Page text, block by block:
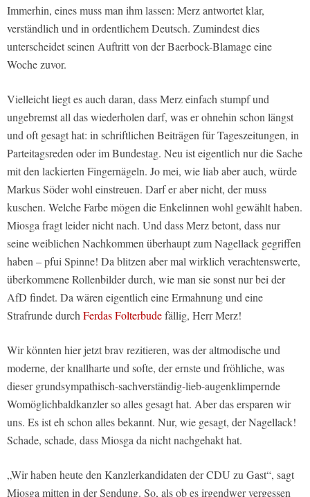
Immerhin, eines muss man ihm lassen: Merz antwortet klar,
verständlich und in ordentlichem Deutsch. Zumindest dies
unterscheidet seinen Auftritt von der Baerbock-Blamage eine
Woche zuvor.
Vielleicht liegt es auch daran, dass Merz einfach stumpf und
ungebremst all das wiederholen darf, was er ohnehin schon längst
und oft gesagt hat: in schriftlichen Beiträgen für Tageszeitungen, in
Parteitagsreden oder im Bundestag. Neu ist eigentlich nur die Sache
mit den lackierten Fingernägeln. Jo mei, wie liab aber auch, würde
Markus Söder wohl einstreuen. Darf er aber nicht, der muss
kuschen. Welche Farbe mögen die Enkelinnen wohl gewählt haben.
Miosga fragt leider nicht nach. Und dass Merz betont, dass nur
seine weiblichen Nachkommen überhaupt zum Nagellack gegriffen
haben – pfui Spinne! Da blitzen aber mal wirklich verachtenswerte,
überkommene Rollenbilder durch, wie man sie sonst nur bei der
AfD findet. Da wären eigentlich eine Ermahnung und eine
Strafrunde durch Ferdas Folterbudefällig, Herr Merz!
Wir könnten hier jetzt brav rezitieren, was der altmodische und
moderne, der knallharte und softe, der ernste und fröhliche, was
dieser grundsympathisch-sachverständig-lieb-augenklimpernde
Womöglichbaldkanzler so alles gesagt hat. Aber das ersparen wir
uns. Es ist eh schon alles bekannt. Nur, wie gesagt, der Nagellack!
Schade, schade, dass Miosga da nicht nachgehakt hat.
„Wir haben heute den Kanzlerkandidaten der CDU zu Gast“, sagt
Miosga mitten in der Sendung. So, als ob es irgendwer vergessen